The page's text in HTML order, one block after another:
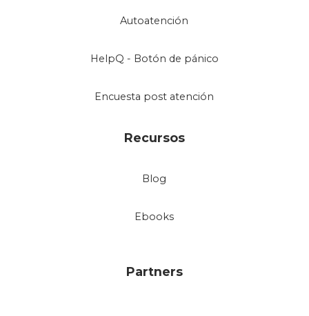
Autoatención
HelpQ - Botón de pánico
Encuesta post atención
Recursos
Blog
Ebooks
Partners